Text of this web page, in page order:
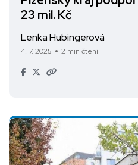
23 mil. Kč
Lenka Hubingerová
4. 7. 2025 2 min čtení